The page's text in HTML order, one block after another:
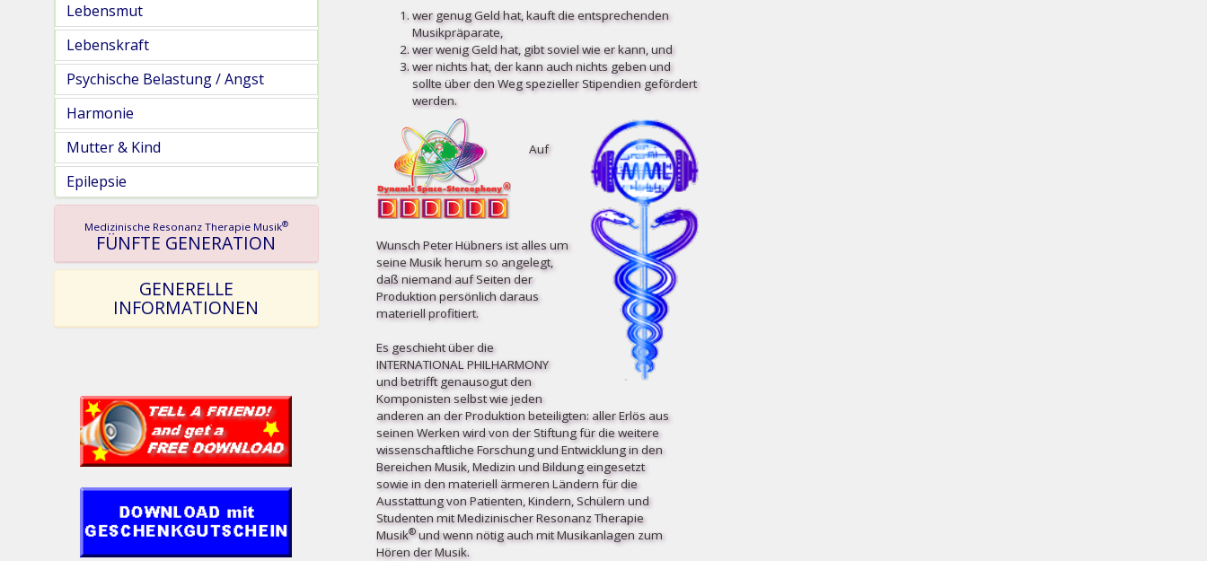
Lebensmut
Lebenskraft
Psychische Belastung / Angst
Harmonie
Mutter & Kind
Epilepsie
Medizinische Resonanz Therapie Musik®
FÜNFTE GENERATION
GENERELLE
INFORMATIONEN
wer genug Geld hat, kauft die entsprechenden
Musikpräparate,
wer wenig Geld hat, gibt soviel wie er kann, und
wer nichts hat, der kann auch nichts geben und
sollte über den Weg spezieller Stipendien gefördert
werden.
Auf
Wunsch Peter Hübners ist alles um
seine Musik herum so angelegt,
daß niemand auf Seiten der
Produktion persönlich daraus
materiell profitiert.
Es geschieht über die
INTERNATIONAL PHILHARMONY
und betrifft ge­nau­so­gut den
Komponisten selbst wie jeden
anderen an der Produktion beteiligten: aller Erlös aus
seinen Werken wird von der Stiftung für die weitere
wissenschaftliche Forschung und Entwicklung in den
Bereichen Musik, Medizin und Bildung eingesetzt
sowie in den materiell ärmeren Ländern für die
Ausstattung von Patienten, Kindern, Schülern und
Studenten mit Medizinischer Resonanz Therapie
Musik®und wenn nötig auch mit Musikanlagen zum
Hören der Musik.